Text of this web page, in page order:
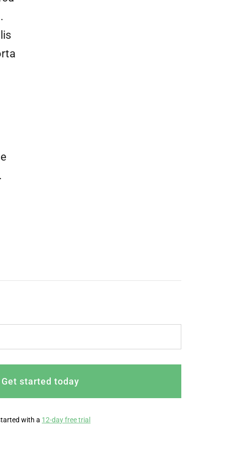
Get started today
with a 12-day free trial